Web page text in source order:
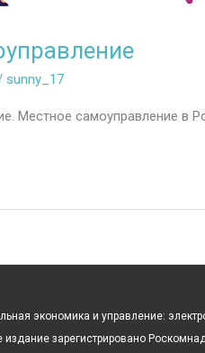
sunny_17
Местное самоуправление в
экономика и управление:
издание зарегистрировано